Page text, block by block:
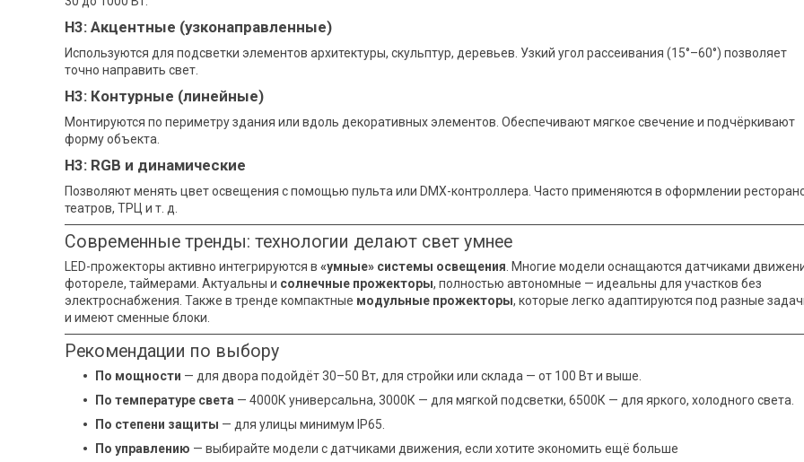
H3: Акцентные (узконаправленные)
Используются для подсветки элементов архитектуры, скульптур, деревьев. Узкий угол рассеивания (15°–60°) позволяет
точно направить свет.
H3: Контурные (линейные)
Монтируются по периметру здания или вдоль декоративных элементов. Обеспечивают мягкое свечение и подчёркивают
форму объекта.
H3: RGB и динамические
Позволяют менять цвет освещения с помощью пульта или DMX-контроллера. Часто применяются в оформлении
театров, ТРЦ и т. д.
Современные тренды: технологии делают свет умнее
LED-прожекторы активно интегрируются в «умные» системы освещения . Многие модели оснащаются датчиками
фотореле, таймерами. Актуальны и солнечные прожекторы, полностью автономные — идеальны для участков без
электроснабжения. Также в тренде компактные модульные прожекторы, которые легко адаптируются под разные
и имеют сменные блоки.
Рекомендации по выбору
По мощности — для двора подойдёт 30–50 Вт, для стройки или склада — от 100 Вт и выше.
По температуре света — 4000К универсальна, 3000К — для мягкой подсветки, 6500К — для яркого, холодного света.
По степени защиты — для улицы минимум IP65.
По управлению — выбирайте модели с датчиками движения, если хотите экономить ещё больше